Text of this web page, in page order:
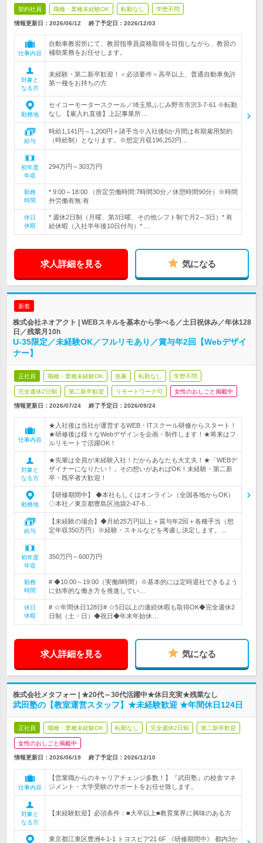
契約社員 職種・業種未経験OK 転勤なし 学歴不問
情報更新日：2026/06/12 終了予定日： 2026/12/03
仕事内容
自動車教習所にて、教習指導員資格取得を目指しながら、教習の
補助業務をお任せします。
対象と
なる方
未経験・第二新卒歓迎！＜必須要件＞高卒以上、普通自動車免許
第一種をお持ちの方
勤務地
セイコーモータースクール／埼玉県ふじみ野市市沢3-7-61 ※転勤
なし 【雇入れ直後】上記事業所…
給与
時給1,141円～1,200円＋諸手当※入社後6か月間は有期雇用契約
（時給制）となります。※想定月収196,252円…
初年度
年収
294万円～303万円
勤務
時間
* 9:00～18:00 （所定労働時間:7時間30分／休憩時間90分）※時間
外労働有無:有
休日
休暇
* 週休2日制（月曜、第3日曜、その他シフト制で月2～3日）* 有
給休暇（入社半年後10日付与）* …
求人詳細を見る 気になる
新着
株式会社ネオアクト | WEBスキルを基本から学べる／土日祝休み／年休128
日／残業月10h
U-35限定／未経験OK／フルリモあり／賞与年2回【Webデザイ
ナー】
正社員 職種・業種未経験OK 急募 転勤なし 学歴不問
完全週休2日制 第二新卒歓迎 リモートワーク可 女性のおしごと掲載中
情報更新日：2026/07/24 終了予定日： 2026/09/24
仕事内容
★入社後は当社が運営するWEB・ITスクール研修からスタート！
★研修後は様々なWebデザインを企画・制作します！★将来はフ
ルリモートで活躍OK！
対象と
なる方
★先輩は全員が未経験入社！だからあなたも大丈夫！★「WEBデ
ザイナーになりたい！」その想いがあればOK！未経験・第二新
卒・既卒者大歓迎！
勤務地
【研修期間中】 ◆本社もしくはオンライン（全国各地からOK）
◇本社／東京都豊島区池袋2-47-6…
給与
【未経験の場合】◆月給25万円以上＋賞与年2回＋各種手当（想
定年収350万円）※経験・スキルなどを考慮し決定します。…
初年度
年収
350万円～600万円
勤務
時間
# ◆10:00～19:00（実働8時間）※基本的には定時退社できるよう
に効率的な働き方を推進してい…
休日
休暇
# ☆年間休日128日# ☆5日以上の連続休暇も取得OK◆完全週休2
日制（土・日）◆祝日◆年末年始休…
求人詳細を見る 気になる
株式会社メタフォー | ★20代～30代活躍中★休日充実★残業なし
武田塾の【教室運営スタッフ】★未経験歓迎 ★年間休日124日
正社員 職種・業種未経験OK 転勤なし 完全週休2日制 第二新卒歓迎
女性のおしごと掲載中
情報更新日：2026/06/19 終了予定日： 2026/12/10
仕事内容
【営業職からのキャリアチェンジ多数！】『武田塾』の校舎マネ
ジメント・大学受験のサポートをお任せ致します。
対象と
なる方
【未経験歓迎】必須条件：■大卒以上■教育業界に興味のある方
東京都江東区豊洲4-1-1 トヨスピア21 6F 《研修期間中》 都内3か